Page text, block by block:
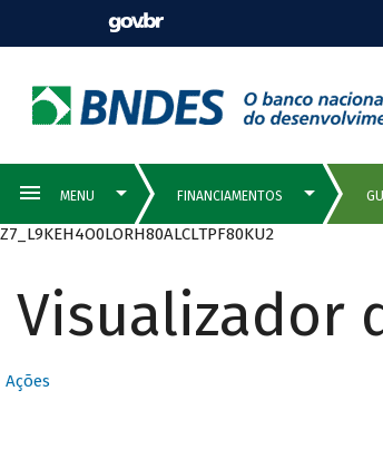
Z7_L9KEH4O0LORH80ALCLTPF80KU2
Visualizador
Ações